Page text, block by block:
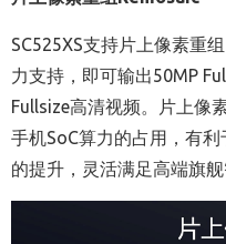
SC525XS支持片上像素重
力支持，即可输出50MP
Fullsize高清视频。片上像
手机SoC算力的占用，有利
的提升，灵活满足高端旗